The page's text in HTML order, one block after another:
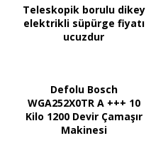
Teleskopik borulu dikey
elektrikli süpürge fiyatı
ucuzdur
Defolu Bosch
WGA252X0TR A +++ 10
Kilo 1200 Devir Çamaşır
Makinesi